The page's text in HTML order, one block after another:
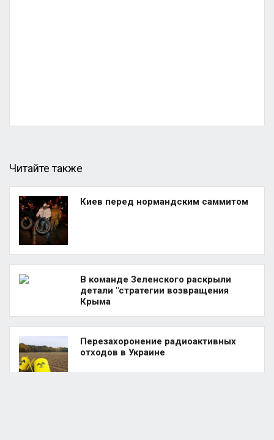
Читайте также
Киев перед нормандским саммитом
В команде Зеленского раскрыли
детали "стратегии возвращения
Крыма
Перезахоронение радиоактивных
отходов в Украине